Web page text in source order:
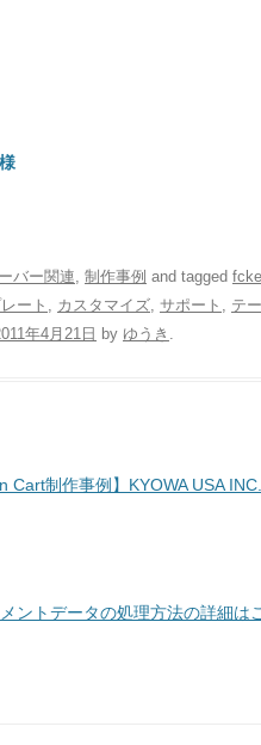
バー関連, 制作事例 and tagged
ート , カスタマイズ, サポート , テ
年4月21日 by ゆうき .
Cart制作事例】KYOWA USA
ントデータの処理方法の詳細は